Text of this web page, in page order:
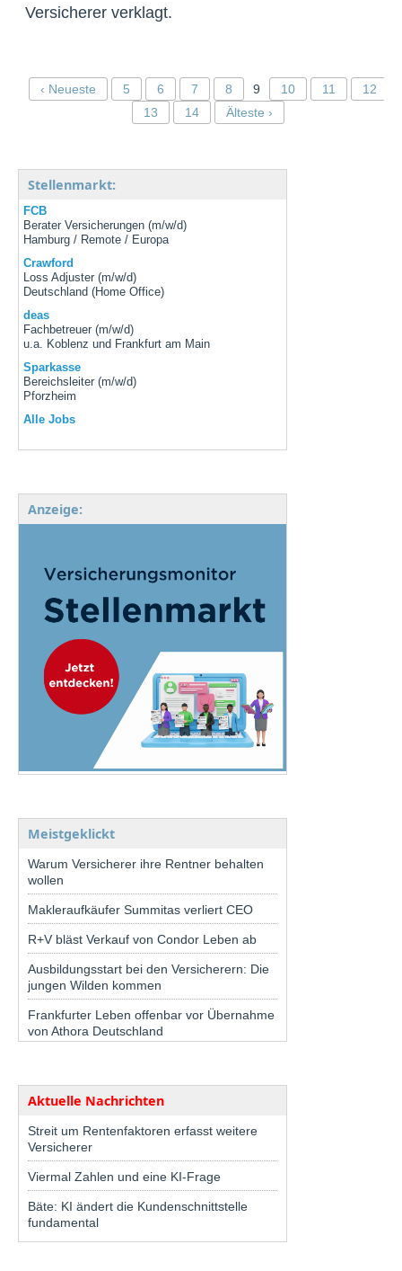
Versicherer verklagt.
‹ Neueste 5 6 7 8 9 10 11
12
13
14 Älteste ›
Stellenmarkt:
FCB
Berater Versicherungen (m/w/d)
Hamburg / Remote / Europa
Crawford
Loss Adjuster (m/w/d)
Deutschland (Home Office)
deas
Fachbetreuer (m/w/d)
u.a. Koblenz und Frankfurt am Main
Sparkasse
Bereichsleiter (m/w/d)
Pforzheim
Alle Jobs
Anzeige:
Meistgeklickt
Warum Versicherer ihre Rentner behalten
wollen
Makleraufkäufer Summitas verliert CEO
R+V bläst Verkauf von Condor Leben ab
Ausbildungsstart bei den Versicherern: Die
jungen Wilden kommen
Frankfurter Leben offenbar vor Übernahme
von Athora Deutschland
Aktuelle Nachrichten
Streit um Rentenfaktoren erfasst weitere
Versicherer
Viermal Zahlen und eine KI-Frage
Bäte: KI ändert die Kundenschnittstelle
fundamental